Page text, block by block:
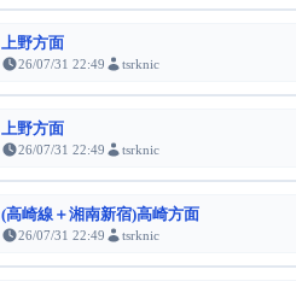
上野方面
26/07/31 22:49 tsrknic
上野方面
26/07/31 22:49 tsrknic
(高崎線＋湘南新宿)高崎方面
26/07/31 22:49 tsrknic